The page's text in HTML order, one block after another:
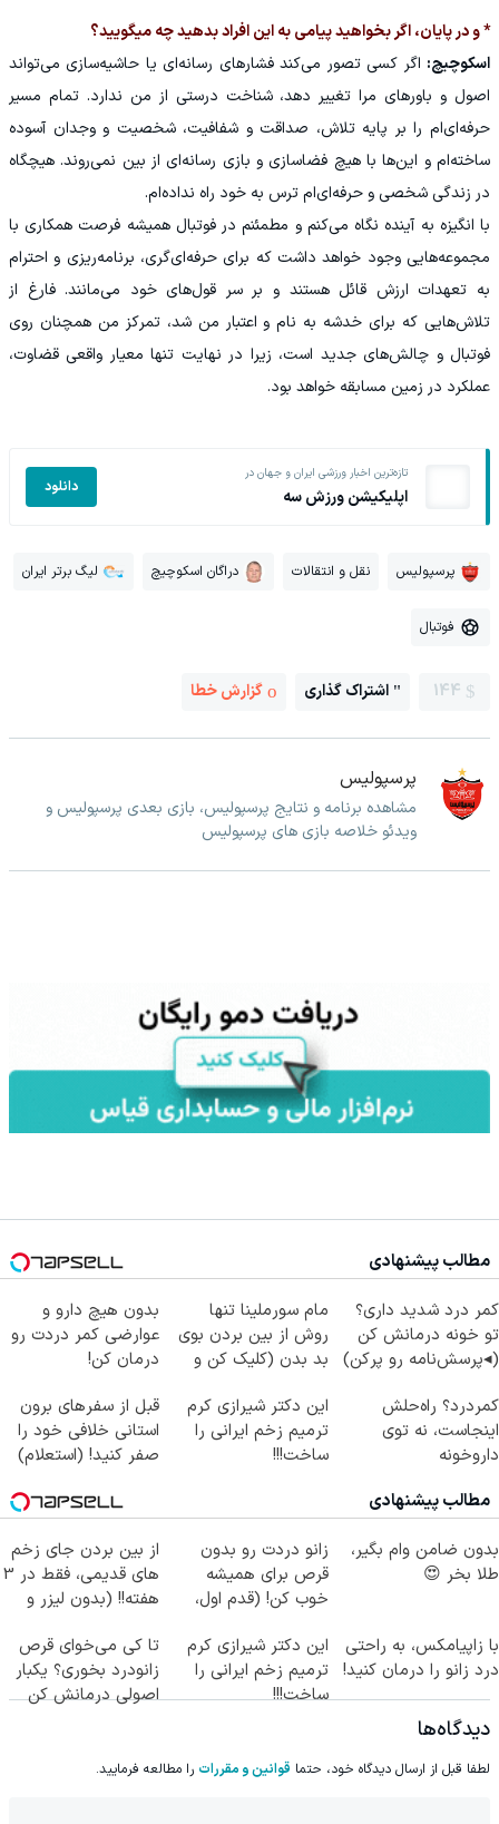
* و در پایان، اگر بخواهید پیامی به این افراد بدهید چه میگویید؟
اسکوچیچ: اگر کسی تصور می‌کند فشارهای رسانه‌ای یا حاشیه‌سازی می‌تواند
اصول و باورهای مرا تغییر دهد، شناخت درستی از من ندارد. تمام مسیر
حرفه‌ای‌ام را بر پایه تلاش، صداقت و شفافیت، شخصیت و وجدان آسوده
ساخته‌ام و این‌ها با هیچ فضاسازی‌ و بازی رسانه‌ای از بین نمی‌روند. هیچگاه
در زندگی شخصی و حرفه‌ای‌ام ترس به خود راه نداده‌ام.
با انگیزه به آینده نگاه می‌کنم و مطمئنم در فوتبال همیشه فرصت همکاری با
مجموعه‌هایی وجود خواهد داشت که برای حرفه‌‌ای‌گری، برنامه‌ریزی و احترام
به تعهدات ارزش قائل هستند و بر سر قول‌های خود می‌مانند. فارغ از
تلاش‌هایی که برای خدشه به نام و اعتبار من شد، تمرکز من همچنان روی
فوتبال و چالش‌های جدید است، زیرا در نهایت تنها معیار واقعی قضاوت،
عملکرد در زمین مسابقه خواهد بود.
تازه‌ترین اخبار ورزشی ایران و جهان در
اپلیکیشن ورزش سه دانلود
پرسپولیس نقل و انتقالات دراگان اسکوچیچ لیگ برتر ایران
فوتبال
144 اشتراک گذاری گزارش خطا
پرسپولیس
مشاهده برنامه و نتایج پرسپولیس، بازی بعدی پرسپولیس و
ویدئو خلاصه بازی های پرسپولیس
مطالب پیشنهادی
کمر درد شدید داری؟
تو خونه درمانش کن
(◂پرسش‌نامه رو پرکن)
مام سورملینا تنها
روش از بین بردن بوی
بد بدن (کلیک کن و
بدون هیچ دارو و
عوارضی کمر دردت رو
درمان کن!
کمردرد؟ راه‌حلش
اینجاست، نه توی
داروخونه
این دکتر شیرازی کرم
ترمیم زخم ایرانی را
ساخت!!!
قبل از سفرهای برون
استانی خلافی خود را
صفر کنید! (استعلام)
مطالب پیشنهادی
بدون ضامن وام بگیر،
طلا بخر 😍
زانو دردت رو بدون
قرص برای همیشه
خوب کن! (قدم اول،
از بین بردن جای زخم
های قدیمی، فقط در 3
هفته!! (بدون لیزر و
با زاپیامکس، به راحتی
درد زانو را درمان کنید!
این دکتر شیرازی کرم
ترمیم زخم ایرانی را
ساخت!!!
تا کی می‌خوای قرص
زانودرد بخوری؟ یکبار
اصولی درمانش کن
دیدگاه‌ها
لطفا قبل از ارسال دیدگاه خود، حتما قوانین و مقررات را مطالعه فرمایید.